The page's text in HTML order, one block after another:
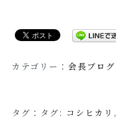
カテゴリー： 会長ブログ
タグ：タグ: コシヒカリ ,